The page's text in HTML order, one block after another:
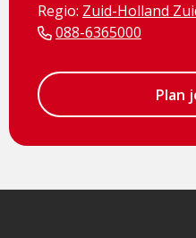
Regio: Zuid-Holland
088-6365000
Plan